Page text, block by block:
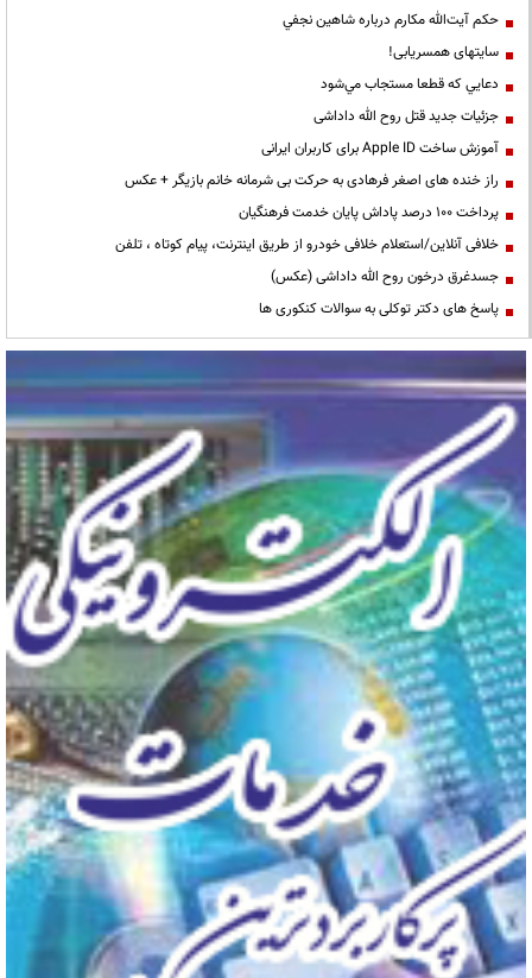
حكم آيت‌الله مكارم درباره شاهين نجفي
سایتهای همسریابی!
دعايي كه قطعا مستجاب مي‌شود
جزئیات جدید قتل روح الله داداشی
آموزش ساخت Apple ID برای کاربران ایرانی
راز خنده های اصغر فرهادی به حرکت بی شرمانه خانم بازیگر + عکس
پرداخت ۱۰۰ درصد پاداش پایان خدمت فرهنگیان
خلافی آنلاین/استعلام خلافی خودرو از طریق اینترنت، پیام کوتاه ، تلفن
جسدغرق درخون روح الله داداشی (عکس)
پاسخ های دکتر توکلی به سوالات کنکوری ها